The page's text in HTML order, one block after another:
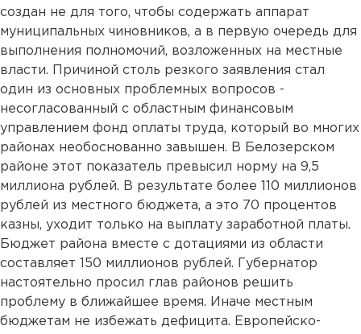
создан не для того, чтобы содержать аппарат
муниципальных чиновников, а в первую очередь для
выполнения полномочий, возложенных на местные
власти. Причиной столь резкого заявления стал
один из основных проблемных вопросов -
несогласованный с областным финансовым
управлением фонд оплаты труда, который во многих
районах необоснованно завышен. В Белозерском
районе этот показатель превысил норму на 9,5
миллиона рублей. В результате более 110 миллионов
рублей из местного бюджета, а это 70 процентов
казны, уходит только на выплату заработной платы.
Бюджет района вместе с дотациями из области
составляет 150 миллионов рублей. Губернатор
настоятельно просил глав районов решить
проблему в ближайшее время. Иначе местным
бюджетам не избежать дефицита. Европейско-